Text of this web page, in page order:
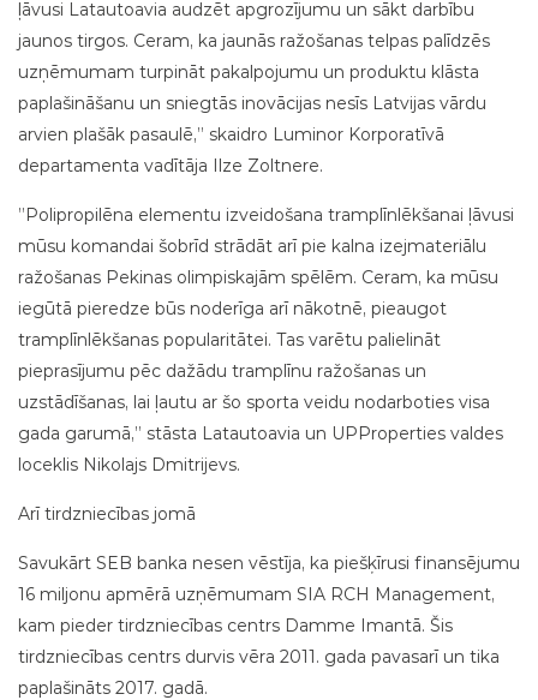
ļāvusi Latautoavia audzēt apgrozījumu un sākt darbību
jaunos tirgos. Ceram, ka jaunās ražošanas telpas palīdzēs
uzņēmumam turpināt pakalpojumu un produktu klāsta
paplašināšanu un sniegtās inovācijas nesīs Latvijas vārdu
arvien plašāk pasaulē,” skaidro Luminor Korporatīvā
departamenta vadītāja Ilze Zoltnere.
”Polipropilēna elementu izveidošana tramplīnlēkšanai ļāvusi
mūsu komandai šobrīd strādāt arī pie kalna izejmateriālu
ražošanas Pekinas olimpiskajām spēlēm. Ceram, ka mūsu
iegūtā pieredze būs noderīga arī nākotnē, pieaugot
tramplīnlēkšanas popularitātei. Tas varētu palielināt
pieprasījumu pēc dažādu tramplīnu ražošanas un
uzstādīšanas, lai ļautu ar šo sporta veidu nodarboties visa
gada garumā,” stāsta Latautoavia un UPProperties valdes
loceklis Nikolajs Dmitrijevs.
Arī tirdzniecības jomā
Savukārt SEB banka nesen vēstīja, ka piešķīrusi finansējumu
16 miljonu apmērā uzņēmumam SIA RCH Management,
kam pieder tirdzniecības centrs Damme Imantā. Šis
tirdzniecības centrs durvis vēra 2011. gada pavasarī un tika
paplašināts 2017. gadā.